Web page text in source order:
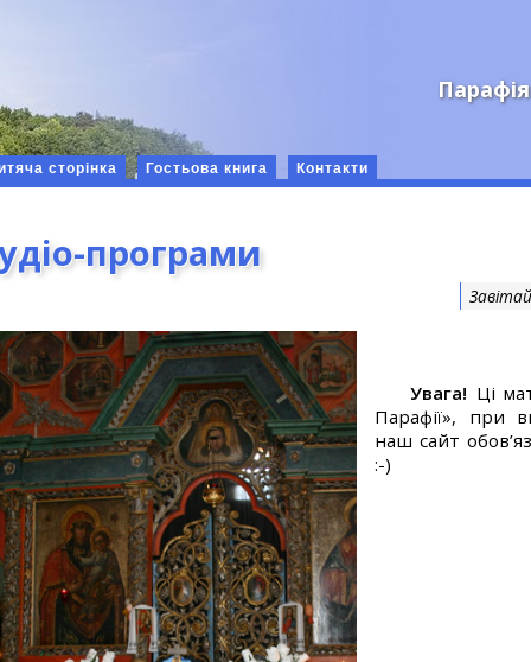
сторінка Гостьова книга Контакти
програми
Увага! Ці
Парафії», при
наш сайт
:-)